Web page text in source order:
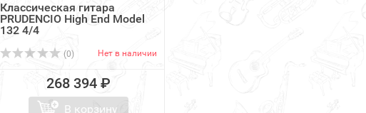
Классическая гитара
PRUDENCIO High End Model
132 4/4
(0) Нет в наличии
268 394 ₽
В корзину